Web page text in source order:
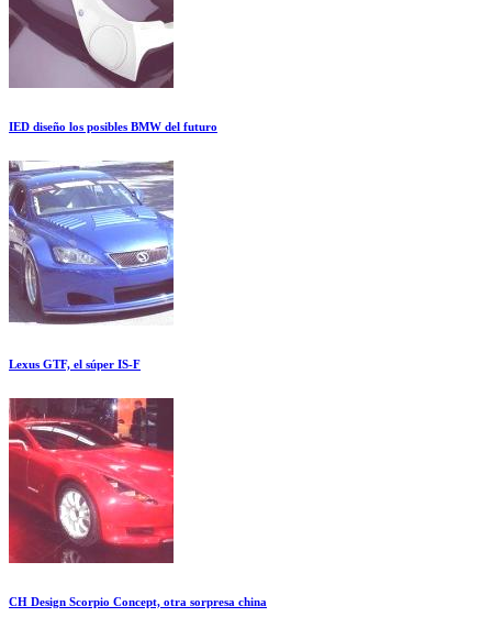
IED diseño los posibles BMW del futuro
Lexus GTF, el súper IS-F
CH Design Scorpio Concept, otra sorpresa china